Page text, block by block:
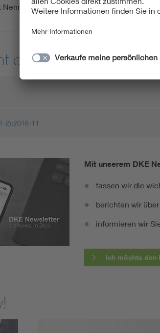
Nennspannungen über 1 kV - Teil 2:
entspricht:
2):2016-11
Mit unserem DKE
fassen wir die
berichten wir
informieren wir
Ich möchte den